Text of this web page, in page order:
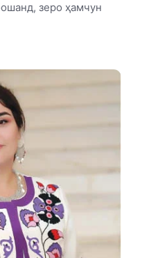
зеро ҳамчун